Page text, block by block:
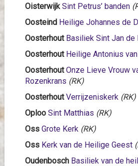
Oisterwijk Sint Petrus’ banden
Oosteind Heilige Johannes de
Oosterhout Basiliek Sint Jan de
Oosterhout Heilige Antonius
Oosterhout Onze Lieve Vrouw
Rozenkrans (RK)
Oosterhout Verrijzeniskerk (RK)
Oploo Sint Matthias (RK)
Oss Grote Kerk (RK)
Oss Kerk van de Heilige Geest
Oudenbosch Basiliek van de